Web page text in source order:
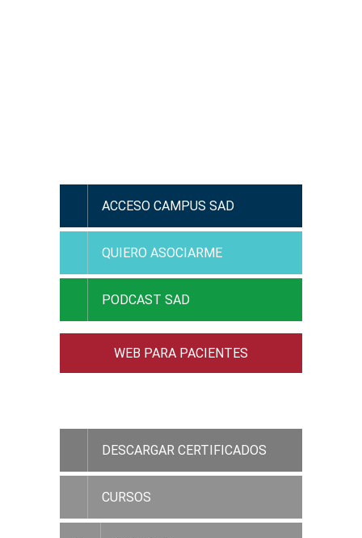
ACCESO CAMPUS SAD
QUIERO ASOCIARME
PODCAST SAD
WEB PARA PACIENTES
DESCARGAR CERTIFICADOS
CURSOS